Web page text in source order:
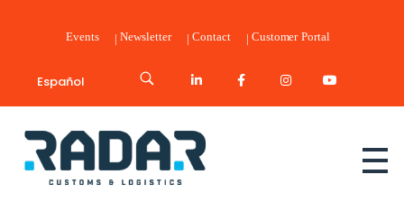
Events Newsletter Contact Customer Portal
Español